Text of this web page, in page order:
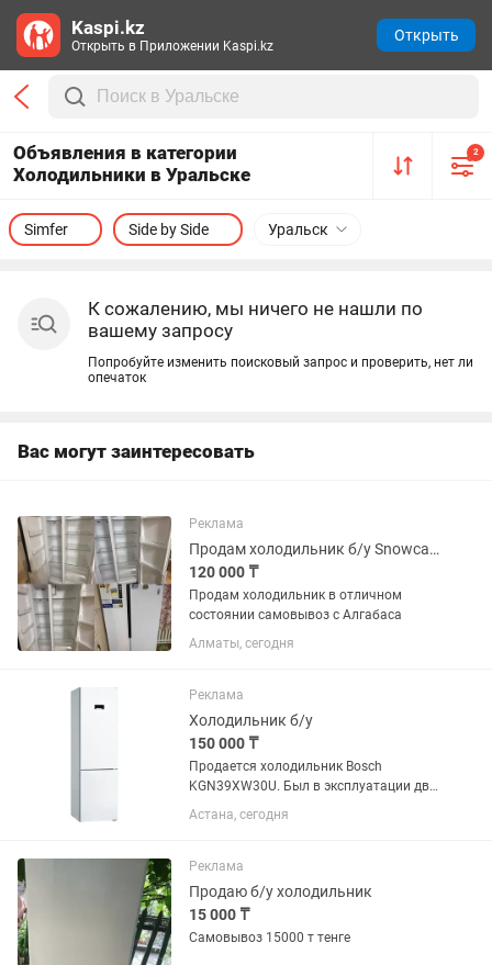
Объявления в категории
Холодильники в Уральске
2
Уральск
Simfer Side by Side
К сожалению, мы ничего не нашли по
вашему запросу
Попробуйте изменить поисковый запрос и проверить, нет ли
опечаток
Вас могут заинтересовать
Реклама
Продам холодильник б/у Snowcap sbs nf 570w
120 000 ₸
Продам холодильник в отличном
состоянии самовывоз с Алгабаса
Алматы, сегодня
Реклама
Холодильник б/у
150 000 ₸
Продается холодильник Bosch
KGN39XW30U. Был в эксплуатации два
года. Состояние отличное, есть запах.
Остался выключенным с мясом
клинингом. Новый стоит 525...
Астана, сегодня
Реклама
Продаю б/у холодильник
15 000 ₸
Самовывоз 15000 т тенге
Kaspi.kz
Открыть в Приложении Kaspi.kz
Открыть